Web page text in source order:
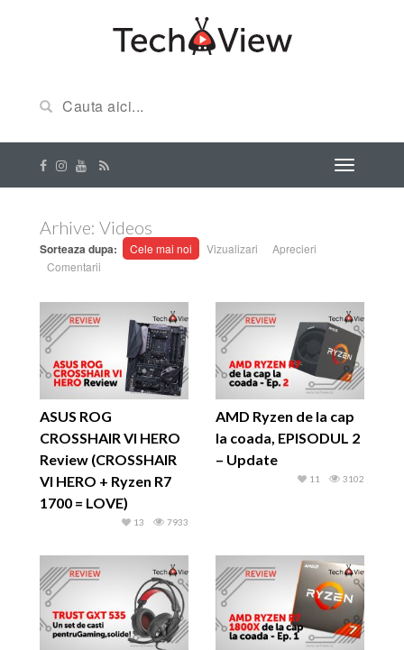
Arhive: Videos
Sorteaza dupa: Cele mai noi Vizualizari
Aprecieri
Comentarii
ASUS ROG
CROSSHAIR VI HERO
Review (CROSSHAIR
VI HERO + Ryzen R7
1700 = LOVE)
7933
13
AMD Ryzen de la cap
la coada, EPISODUL 2
– Update
3102
11